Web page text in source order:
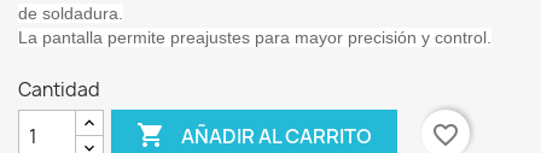
de soldadura.
La pantalla permite preajustes para mayor precisión y control.
Cantidad
 AÑADIR AL CARRITO favorite_border